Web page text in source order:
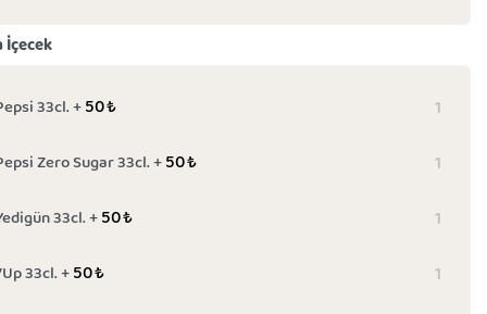
İçecek
33cl. +50₺
Zero Sugar 33cl. +50₺
33cl. +50₺
33cl. +50₺